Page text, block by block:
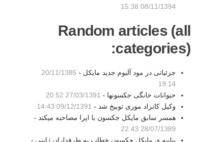
08/11/1394 15:38
Random articles (all
categories):
جزئیاتی در مود آلبوم جدید مایکل - 20/11/1385
19:14
حیوانات خانگی جکسونها - 27/03/1391 20:52
وکیل کانراد موری توبیخ شد - 09/12/1391 14:43
همسر سابق مایکل جکسون با اپرا مصاحبه میکند -
28/07/1389 22:43
بیانیه ی مایکل جکسون خطاب به طرفداران ژاپنی -